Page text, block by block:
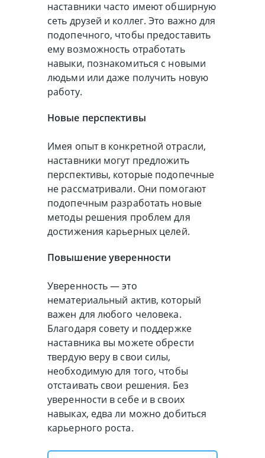
наставники часто имеют обширную
сеть друзей и коллег. Это важно для
подопечного, чтобы предоставить
ему возможность отработать
навыки, познакомиться с новыми
людьми или даже получить новую
работу.
Новые перспективы
Имея опыт в конкретной отрасли,
наставники могут предложить
перспективы, которые подопечные
не рассматривали. Они помогают
подопечным разработать новые
методы решения проблем для
достижения карьерных целей.
Повышение уверенности
Уверенность — это
нематериальный актив, который
важен для любого человека.
Благодаря совету и поддержке
наставника вы можете обрести
твердую веру в свои силы,
необходимую для того, чтобы
отстаивать свои решения. Без
уверенности в себе и в своих
навыках, едва ли можно добиться
карьерного роста.